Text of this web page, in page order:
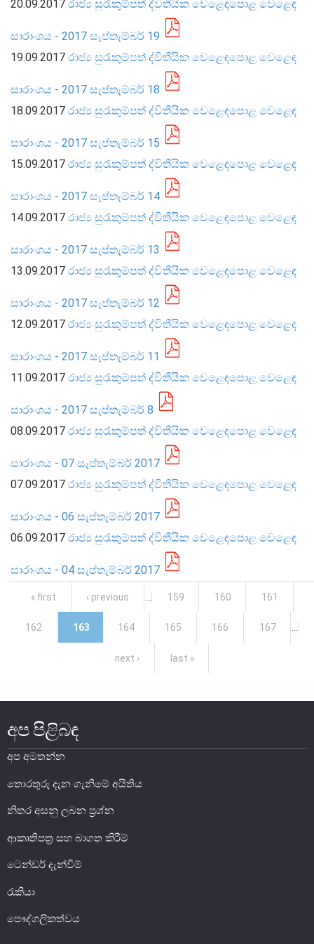
සංවිධාන ව්‍යුහය
පාලන ව්‍යුහය
එක්ස්ටර් වාර්තාව
මුදල් ප්‍රතිපත්තිය
මූල්‍ය පද්ධති ස්ථායිතාව
මූල්‍ය පද්ධති ස්ථායිතාව - සමස්ත විග්‍රහය
ප්‍රධාන කාර්යයන්
බැංකු අංශය
බැංකු නො වන මූල්‍ය හා කල්බදු අංශය
බලපත්‍රලාභී මුදල් තැරැව්කරුවන්
මූල්‍ය අන්තර්ගතභාවය
මූල්‍ය වෙළෙඳපොල
මූල්‍ය වෙළෙඳපොළ-සමස්ත විග්‍රහය
දේශීය විදේශ විනිමය වෙළෙඳපොළ
විදේශ විනිමය පිළිබඳ ගෝලීය ප්‍රශස්ත භාවිත සංග්‍රහය හා
සාංගමික ණය සුරැකුම්පත් වෙළෙඳපොළ
20.09.2017 රාජ්‍ය සුරැකුම්පත් ද්විතීයික වෙළෙඳපොළ වෙළෙඳ
සාරාංශය - 2017 සැප්තැම්බර් 19
19.09.2017 රාජ්‍ය සුරැකුම්පත් ද්විතීයික වෙළෙඳපොළ වෙළෙඳ
සාරාංශය - 2017 සැප්තැම්බර් 18
18.09.2017 රාජ්‍ය සුරැකුම්පත් ද්විතීයික වෙළෙඳපොළ වෙළෙඳ
සාරාංශය - 2017 සැප්තැම්බර් 15
15.09.2017 රාජ්‍ය සුරැකුම්පත් ද්විතීයික වෙළෙඳපොළ වෙළෙඳ
සාරාංශය - 2017 සැප්තැම්බර් 14
14.09.2017 රාජ්‍ය සුරැකුම්පත් ද්විතීයික වෙළෙඳපොළ වෙළෙඳ
සාරාංශය - 2017 සැප්තැම්බර් 13
13.09.2017 රාජ්‍ය සුරැකුම්පත් ද්විතීයික වෙළෙඳපොළ වෙළෙඳ
සාරාංශය - 2017 සැප්තැම්බර් 12
12.09.2017 රාජ්‍ය සුරැකුම්පත් ද්විතීයික වෙළෙඳපොළ වෙළෙඳ
සාරාංශය - 2017 සැප්තැම්බර් 11
11.09.2017 රාජ්‍ය සුරැකුම්පත් ද්විතීයික වෙළෙඳපොළ වෙළෙඳ
සාරාංශය - 2017 සැප්තැම්බර් 8
08.09.2017 රාජ්‍ය සුරැකුම්පත් ද්විතීයික වෙළෙඳපොළ වෙළෙඳ
සාරාංශය - 07 සැප්තැම්බර් 2017
07.09.2017 රාජ්‍ය සුරැකුම්පත් ද්විතීයික වෙළෙඳපොළ වෙළෙඳ
සාරාංශය - 06 සැප්තැම්බර් 2017
06.09.2017 රාජ්‍ය සුරැකුම්පත් ද්විතීයික වෙළෙඳපොළ වෙළෙඳ
සාරාංශය - 04 සැප්තැම්බර් 2017
Pages
« first ‹ previous 159 160 161
162 163 164 165 166 167
next › last »
අප පිළිබඳ
අප අමතන්න
තොරතුරු දැන ගැනීමේ අයිතිය
නිතර අසනු ලබන ප්‍රශ්න
ආකෘතිපත්‍ර සහ බාගත කිරීම්
ටෙන්ඩර් දැන්වීම්
රැකියා
පෞද්ගලිකත්වය